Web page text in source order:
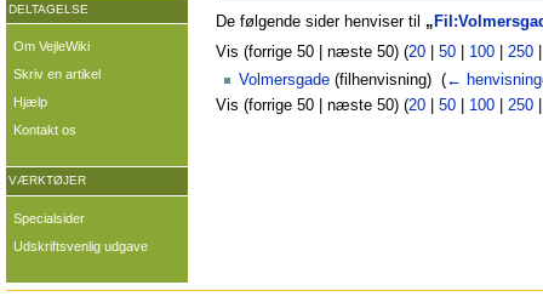
De følgende sider henviser til „
Vis (forrige 50 | næste 50) (20 50 100 250
Volmersgade (filhenvisning) ‎(←
Vis (forrige 50 | næste 50) (20 50 100 250
DELTAGELSE
Om VejleWiki
Skriv en artikel
Hjælp
Kontakt os
VÆRKTØJER
Specialsider
Udskriftsvenlig udgave